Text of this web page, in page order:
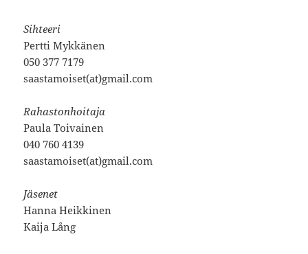
Sihteeri
Pertti Mykkänen
050 377 7179
saastamoiset(at)gmail.com
Rahastonhoitaja
Paula Toivainen
040 760 4139
saastamoiset(at)gmail.com
Jäsenet
Hanna Heikkinen
Kaija Lång